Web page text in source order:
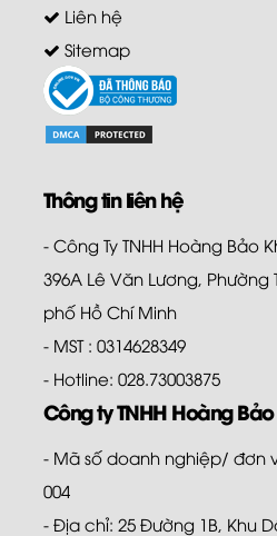
Liên hệ
Sitemap
Thông tin liên hệ
- Công Ty TNHH Hoàng Bảo
396A Lê Văn Lương, Phường
phố Hồ Chí Minh
- MST : 0314628349
- Hotline: 028.73003875
Công ty TNHH Hoàng
- Mã số doanh nghiệp/ đơn
004
- Địa chỉ: 25 Đường 1B, Khu